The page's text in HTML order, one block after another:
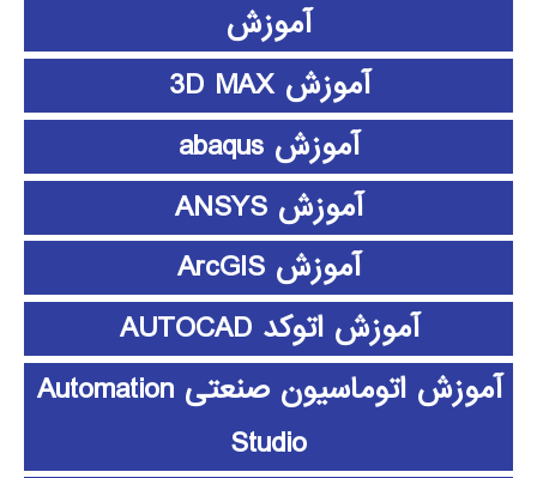
آموزش
آموزش 3D MAX
آموزش abaqus
آموزش ANSYS
آموزش ArcGIS
آموزش اتوکد AUTOCAD
آموزش اتوماسیون صنعتی Automation
Studio